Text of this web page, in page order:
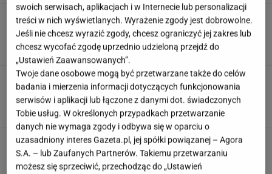
Atak na "rosyjski Amazon". Płonie centrum
logistyczne Wildberries w Jekaterynburgu
Duda ułaskawił Wąsika i
Kamińskiego, jego nie. "Skazał mnie Pan na
karę śmierci"
100 proc. obłożenia w samolotach. Wakacyjny
kierunek jest hitem
swoich serwisach, aplikacjach i w Internecie lub personalizacji
treści w nich wyświetlanych. Wyrażenie zgody jest dobrowolne.
Jeśli nie chcesz wyrazić zgody, chcesz ograniczyć jej zakres lub
chcesz wycofać zgodę uprzednio udzieloną przejdź do
„Ustawień Zaawansowanych”.
Twoje dane osobowe mogą być przetwarzane także do celów
badania i mierzenia informacji dotyczących funkcjonowania
serwisów i aplikacji lub łączone z danymi dot. świadczonych
Tobie usług. W określonych przypadkach przetwarzanie
danych nie wymaga zgody i odbywa się w oparciu o
uzasadniony interes Gazeta.pl, jej spółki powiązanej – Agora
S.A. – lub Zaufanych Partnerów. Takiemu przetwarzaniu
możesz się sprzeciwić, przechodząc do „Ustawień